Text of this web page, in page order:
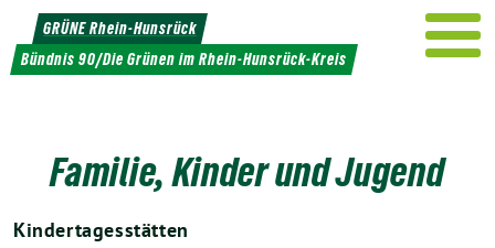
Weiter
zum
Inhalt
GRÜNE Rhein-Hunsrück
Bündnis 90/Die Grünen im Rhein-Hunsrück-Kreis
Familie, Kinder und Jugend
Kindertagesstätten